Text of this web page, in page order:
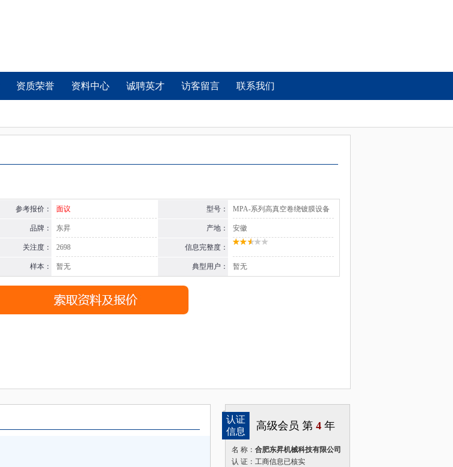
资质荣誉 资料中心 诚聘英才 访客留言 联系我们
参考报价： 面议
品牌： 东昇
关注度： 2698
样本： 暂无
型号： MPA-系列高真空卷绕镀膜设备
产地： 安徽
信息完整度：
典型用户： 暂无
认证
信息
高级会员 第 4 年
名 称： 合肥东昇机械科技有限公司
认 证：工商信息已核实